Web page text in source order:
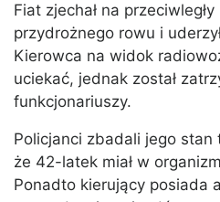
Fiat zjechał na
przydrożnego rowu i
Kierowca na widok
uciekać, jednak został
funkcjonariuszy.
Policjanci zbadali jego stan
że 42-latek miał w
Ponadto kierujący posiada